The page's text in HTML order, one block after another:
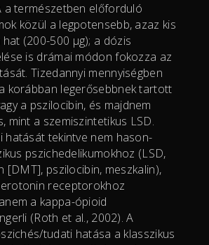
a természetben előforduló
közül a legpotensebb, azaz kis
(200-500 μg); a dózis
is drámai módon fokozza az
Tizedannyi mennyiségben
korábban legerősebbnek tartott
a pszilocibin, és majdnem
mint a szemiszintetikus LSD.
hatását tekintve nem hason-
pszichedelikumokhoz (LSD,
[DMT], pszilocibin, meszkalin),
receptorokhoz
a kappa-ópioid
(Roth et al., 2002). A
tudati hatása a klasszikus